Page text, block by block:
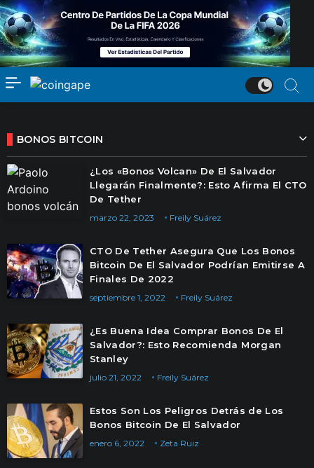
BONOS BITCOIN
¿Los «Bonos Volcan» De El Salvador
Llegarán Finalmente?: Esto Afirma El CTO
De Tether
Freily Suárez
marzo 22, 2023
CTO De Tether Asegura Que Los Bonos
Bitcoin De El Salvador Podrían Emitirse A
Finales De 2022
Freily Suárez
septiembre 1, 2022
¿Es Buena Idea Comprar Bonos De El
Salvador?: Esto Recomienda Morgan
Stanley
Freily Suárez
julio 21, 2022
Estos Son Los Peligros Detrás de Los
Bonos Bitcoin De El Salvador
Zeta Ruiz
enero 6, 2022